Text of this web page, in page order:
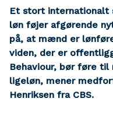
Et stort internationalt
løn føjer afgørende
på, at mænd er
viden, der er
Behaviour, bør føre
ligeløn, mener
Henriksen fra CBS.